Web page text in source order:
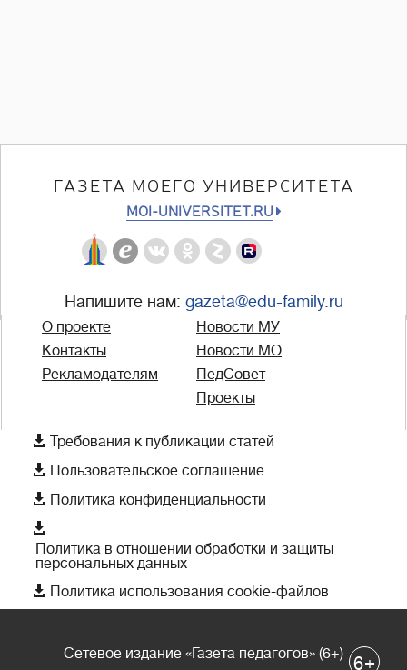
ГАЗЕТА МОЕГО УНИВЕРСИТЕТА
MOI-UNIVERSITET.RU
Напишите нам: gazeta@edu-family.ru
О проекте
Контакты
Рекламодателям
Новости МУ
Новости МО
ПедСовет
Проекты
 Требования к публикации статей
 Пользовательское соглашение
 Политика конфиденциальности

Политика в отношении обработки и защиты
персональных данных
 Политика использования cookie-файлов
Сетевое издание «Газета педагогов» (6+)
6+